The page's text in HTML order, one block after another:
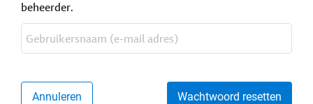
beheerder.
Annuleren Wachtwoord resetten